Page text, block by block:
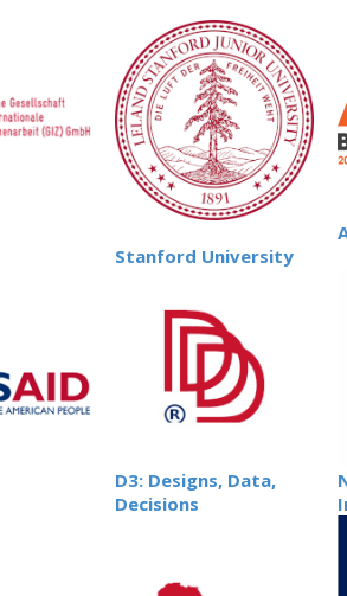
Stanford University
D3: Designs, Data,
Decisions